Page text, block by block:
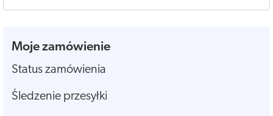
Moje zamówienie
Status zamówienia
Śledzenie przesyłki